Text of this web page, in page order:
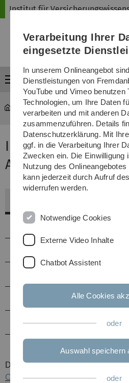
Institut für
Menü
Informationen rund
Informationen
Aktuarwissenschaften?!
Fragen?
Darüber hinaus bietet unser
Channelweitereinteressante
Verarbeitung Ihrer
eingesetzte
In unserem Onlineangebot
Dienstleistungen von
YouTube und Vimeo benutzen
Technologien, um Ihre Daten
verarbeiten und mit anderen
zusammenzuführen. Details
Datenschutzerklärung. Mit
ggf. in die Verarbeitung Ihrer
Zwecken ein. Die Einwilligung
Nutzung des
kann jederzeit durch Aufruf
widerrufen werden.
Notwendige Cookies
Externe Video Inhalte
Chatbot Assistent
Alle Cookies
oder
Auswahl speichern
oder